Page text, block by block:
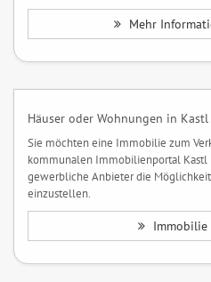
Mehr
Häuser oder Wohnungen in
Sie möchten eine Immobilie zum
kommunalen Immobilienportal Kastl
gewerbliche Anbieter die
einzustellen.
Immobilie